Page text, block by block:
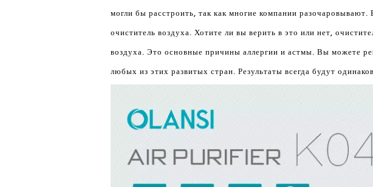
могли бы расстроить, так как многие компании
очиститель воздуха. Хотите ли вы верить в это или нет,
воздуха. Это основные причины аллергии и астмы. Вы можете
любых из этих развитых стран. Результаты всегда будут